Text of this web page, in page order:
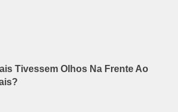
Tivessem Olhos Na Frente Ao